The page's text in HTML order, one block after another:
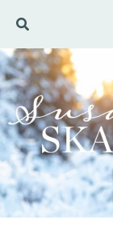
innehåll
Sök